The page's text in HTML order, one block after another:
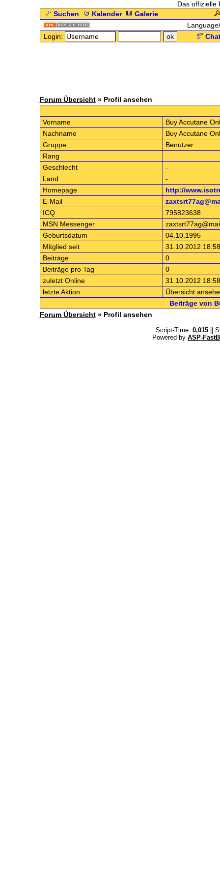
Das offizielle
Suchen
Kalender
Galerie
Login:
Forum Übersicht» Profil ansehen
Vorname
Buy Accutane
Nachname
Buy Accutane
Gruppe
Benutzer
Rang
Geschlecht
-
Land
-
Homepage
http://
E-Mail
ICQ
795823638
MSN Messenger
Geburtsdatum
04.10.1995
Mitglied seit
31.10.2012
Beiträge
0
Beiträge pro Tag
0
zuletzt Online
31.10.2012
letzte Aktion
Übersicht
Beiträge von
Forum Übersicht» Profil ansehen
.: Script-Time: 0,015 ||
Powered by ASP-